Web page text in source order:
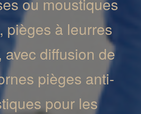
pièges à leurres
avec diffusion de
pièges anti-
pour les